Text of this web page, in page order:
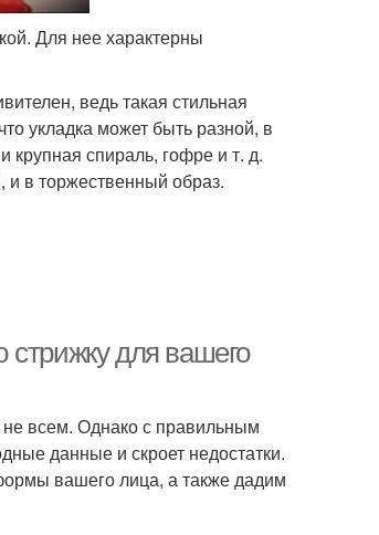
Для нее характерны
ведь такая стильная
укладка может быть разной, в
крупная спираль, гофре и т. д.
и в торжественный образ.
стрижку для вашего
не всем. Однако с правильным
данные и скроет недостатки.
вашего лица, а также дадим